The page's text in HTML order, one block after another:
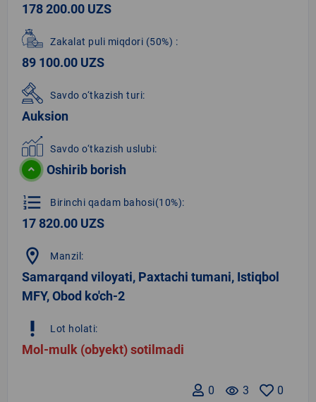
178 200.00 UZS
Zakalat puli miqdori (50%) :
89 100.00 UZS
Savdo o‘tkazish turi:
Auksion
Savdo o‘tkazish uslubi:
Oshirib borish
format_list_numbered Birinchi qadam bahosi(10%):
17 820.00 UZS
location_on Manzil:
Samarqand viloyati, Paxtachi tumani, Istiqbol
MFY, Obod ko'ch-2
priority_high Lot holati:
Mol-mulk (obyekt) sotilmadi
0
remove_red_eye 3
0